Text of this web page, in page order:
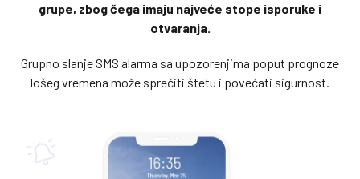
grupe, zbog čega imaju najveće stope isporuke i
otvaranja.
Grupno slanje SMS alarma sa upozorenjima poput prognoze
lošeg vremena može sprečiti štetu i povećati sigurnost.